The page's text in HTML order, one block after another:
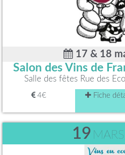
17 & 18
Salon des Vins de
Salle des fêtes Rue des
4€ Fiche
19 MARS